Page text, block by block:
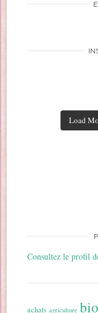
Load
Consultez le profil
achats agriculture bio